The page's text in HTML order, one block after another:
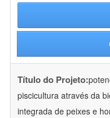
Título do Projeto:
piscicultura através da
integrada de peixes e